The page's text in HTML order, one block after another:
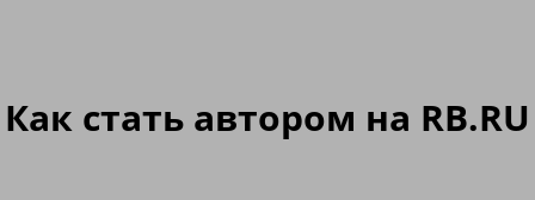
Как стать автором на RB.RU